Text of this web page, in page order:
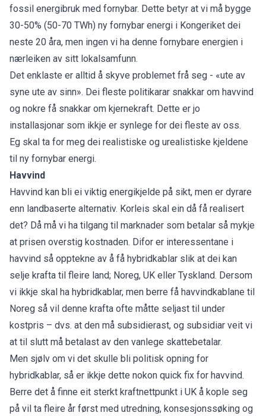
fossil energibruk med fornybar. Dette betyr at vi må bygge
30-50% (50-70 TWh) ny fornybar energi i Kongeriket dei
neste 20 åra, men ingen vi ha denne fornybare energien i
nærleiken av sitt lokalsamfunn.
Det enklaste er alltid å skyve problemet frå seg - «ute av
syne ute av sinn». Dei fleste politikarar snakkar om havvind
og nokre få snakkar om kjernekraft. Dette er jo
installasjonar som ikkje er synlege for dei fleste av oss.
Eg skal ta for meg dei realistiske og urealistiske kjeldene
til ny fornybar energi.
Havvind
Havvind kan bli ei viktig energikjelde på sikt, men er dyrare
enn landbaserte alternativ. Korleis skal ein då få realisert
det? Då må vi ha tilgang til marknader som betalar så mykje
at prisen overstig kostnaden. Difor er interessentane i
havvind så opptekne av å få hybridkablar slik at dei kan
selje krafta til fleire land; Noreg, UK eller Tyskland. Dersom
vi ikkje skal ha hybridkablar, men berre få havvindkablane til
Noreg så vil denne krafta ofte måtte seljast til under
kostpris – dvs. at den må subsidierast, og subsidiar veit vi
at til slutt må betalast av den vanlege skattebetalar.
Men sjølv om vi det skulle bli politisk opning for
hybridkablar, så er ikkje dette nokon quick fix for havvind.
Berre det å finne eit sterkt kraftnettpunkt i UK å kople seg
på vil ta fleire år først med utredning, konsesjonssøking og